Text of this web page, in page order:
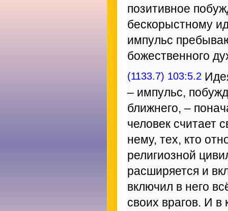
позитивное
бескорыстному
импульс
божественного
(1133.7) 103:5.2
– импульс,
ближнего, –
человек считает
нему, тех, кто
религиозной
расширяется и
включил в него
своих врагов. И